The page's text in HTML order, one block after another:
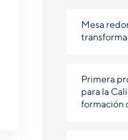
Mesa
Primera
para la
formación